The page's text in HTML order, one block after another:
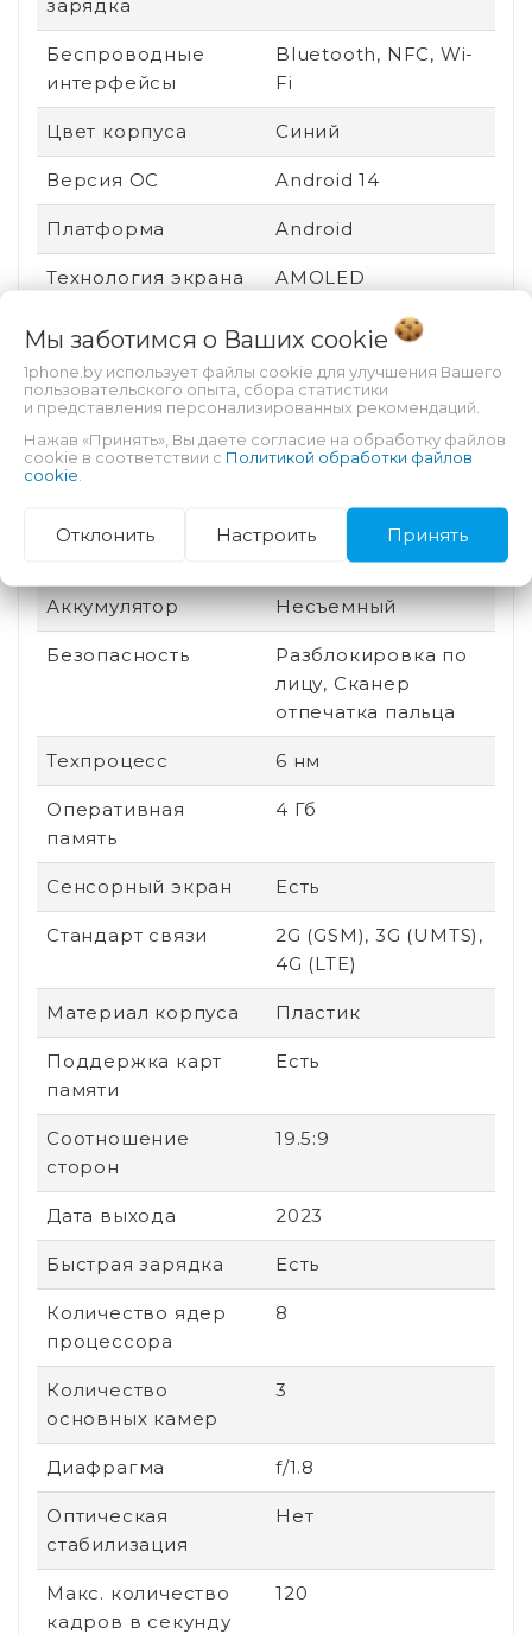
зарядка
Беспроводные
интерфейсы
Bluetooth, NFC, Wi-
Fi
Цвет корпуса Синий
Версия ОС Android 14
Платформа Android
Технология экрана AMOLED
Вид устройства
Ударопрочный
корпус
Нет
Пыле- и
влагозащита
Нет
Производитель
Mediatek
Аккумулятор Несъемный
Безопасность
Разблокировка по
лицу, Сканер
отпечатка пальца
Техпроцесс 6 нм
Оперативная
память
4 Гб
Сенсорный экран Есть
Стандарт связи
2G (GSM), 3G (UMTS),
4G (LTE)
Материал корпуса Пластик
Поддержка карт
памяти
Есть
Соотношение
сторон
19.5:9
Дата выхода 2023
Быстрая зарядка Есть
Количество ядер
процессора
8
Количество
основных камер
3
Диафрагма f/1.8
Оптическая
стабилизация
Нет
Макс. количество
кадров в секунду
120
Мы заботимся о Ваших cookie
1phone.by использует файлы cookie для улучшения Вашего
пользовательского опыта, сбора статистики
и представления персонализированных рекомендаций.
Нажав «Принять», Вы даете согласие на обработку файлов
cookie в соответствии с Политикой обработки файлов
cookie
Отклонить Настроить Принять